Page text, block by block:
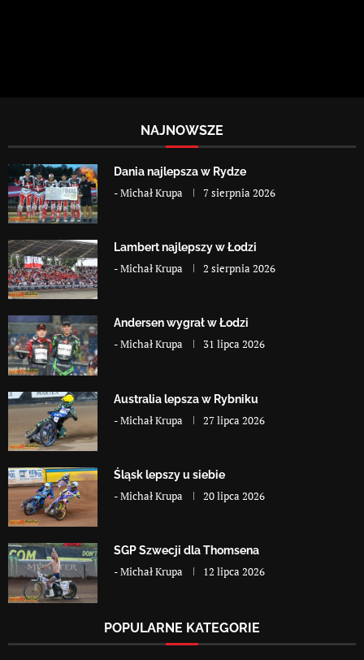
NAJNOWSZE
Dania najlepsza w Rydze
-Michał Krupa 7 sierpnia 2026
Lambert najlepszy w Łodzi
-Michał Krupa 2 sierpnia 2026
Andersen wygrał w Łodzi
-Michał Krupa 31 lipca 2026
Australia lepsza w Rybniku
-Michał Krupa 27 lipca 2026
Śląsk lepszy u siebie
-Michał Krupa 20 lipca 2026
SGP Szwecji dla Thomsena
-Michał Krupa 12 lipca 2026
POPULARNE KATEGORIE